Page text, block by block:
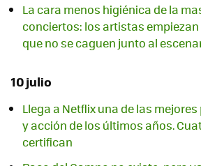
La cara menos higiénica de la
conciertos: los artistas
que no se caguen junto al
10 julio
Llega a Netflix una de las
y acción de los últimos años.
certifican